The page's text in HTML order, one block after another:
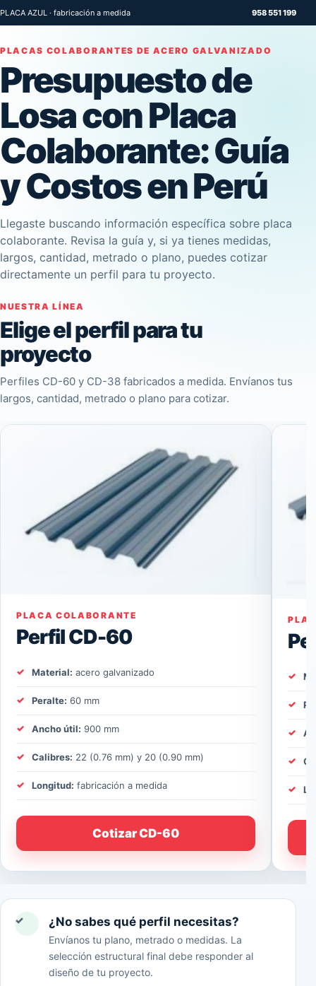
PLACA AZUL · fabricación a medida 958 551 199
PLACAS COLABORANTES DE ACERO GALVANIZADO
Presupuesto de
Losa con Placa
Colaborante: Guía
y Costos en Perú
Llegaste buscando información específica sobre placa
colaborante. Revisa la guía y, si ya tienes medidas,
largos, cantidad, metrado o plano, puedes cotizar
directamente un perfil para tu proyecto.
NUESTRA LÍNEA
Elige el perfil para tu
proyecto
Perfiles CD-60 y CD-38 fabricados a medida. Envíanos tus
largos, cantidad, metrado o plano para cotizar.
PLACA COLABORANTE
Perfil CD-60
Material: acero galvanizado
Peralte: 60 mm
Ancho útil: 900 mm
Calibres: 22 (0.76 mm) y 20 (0.90 mm)
Longitud: fabricación a medida
Cotizar CD-60
✓ ¿No sabes qué perfil necesitas?
Envíanos tu plano, metrado o medidas. La
selección estructural final debe responder al
diseño de tu proyecto.